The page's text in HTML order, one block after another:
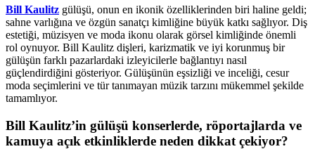
Bill Kaulitz gülüşü, onun en ikonik özelliklerinden biri haline geldi;
sahne varlığına ve özgün sanatçı kimliğine büyük katkı sağlıyor. Diş
estetiği, müzisyen ve moda ikonu olarak görsel kimliğinde önemli
rol oynuyor. Bill Kaulitz dişleri, karizmatik ve iyi korunmuş bir
gülüşün farklı pazarlardaki izleyicilerle bağlantıyı nasıl
güçlendirdiğini gösteriyor. Gülüşünün eşsizliği ve inceliği, cesur
moda seçimlerini ve tür tanımayan müzik tarzını mükemmel şekilde
tamamlıyor.
Bill Kaulitz’in gülüşü konserlerde, röportajlarda ve
kamuya açık etkinliklerde neden dikkat çekiyor?